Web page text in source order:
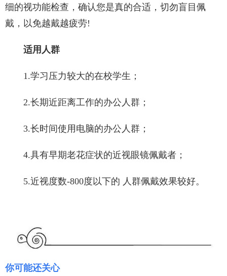
细的视功能检查，确认您是真的合适，切勿盲目佩
戴，以免越戴越疲劳!
适用人群
1.学习压力较大的在校学生；
2.长期近距离工作的办公人群；
3.长时间使用电脑的办公人群；
4.具有早期老花症状的近视眼镜佩戴者；
5.近视度数-800度以下的 人群佩戴效果较好。
你可能还关心